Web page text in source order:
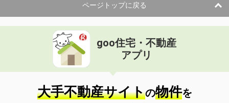
専有面積 53.01m²
間取り
3DK
岐阜県岐阜市岩栄町２
価 格
岐阜県岐阜市岩栄町２
専有面積
23.18m²
間取り
1K
ページトップに戻る
goo住宅・不動産
アプリ
大手不動産サイトの物件を